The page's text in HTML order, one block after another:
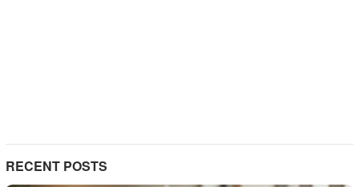
RECENT POSTS